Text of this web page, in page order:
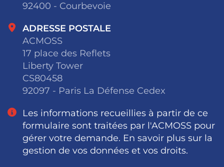
92400 - Courbevoie
ADRESSE POSTALE
ACMOSS
17 place des Reflets
Liberty Tower
CS80458
92097 - Paris La Défense Cedex
Les informations recueillies à partir de ce
formulaire sont traitées par l'ACMOSS pour
gérer votre demande. En savoir plus sur la
gestion de vos données et vos droits.